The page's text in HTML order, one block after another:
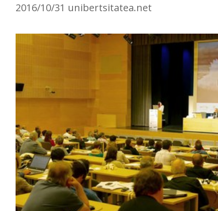
2016/10/31 unibertsitatea.net